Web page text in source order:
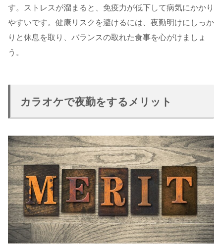
す。ストレスが溜まると、免疫力が低下して病気にかかり
やすいです。健康リスクを避けるには、夜勤明けにしっか
りと休息を取り、バランスの取れた食事を心がけましょ
う。
カラオケで夜勤をするメリット